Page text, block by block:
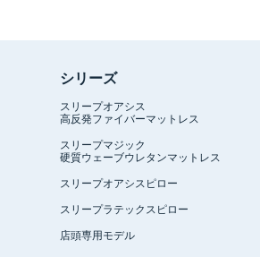
シリーズ
スリープオアシス
高反発ファイバーマットレス
スリープマジック
硬質ウェーブウレタンマットレス
スリープオアシスピロー
スリープラテックスピロー
店頭専用モデル